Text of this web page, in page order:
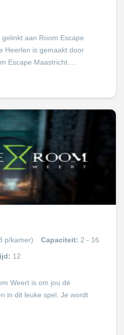
aan Room Escape
Heerlen is gemaakt door
Escape Maastricht.…
p/kamer) Capaciteit: 2 - 16
12
Weert is om jou dé
in dit leuke spel. Je wordt